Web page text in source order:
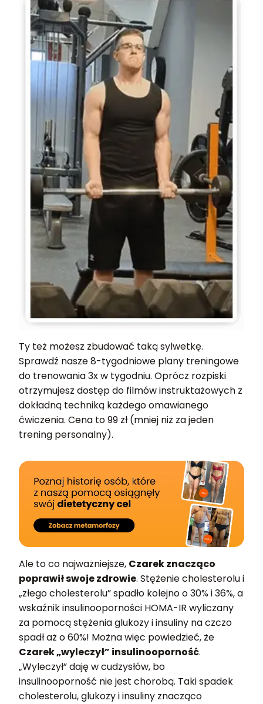
Ty też możesz zbudować taką sylwetkę.
Sprawdź nasze 8-tygodniowe plany treningowe
do trenowania 3x w tygodniu. Oprócz rozpiski
otrzymujesz dostęp do filmów instruktażowych z
dokładną techniką każdego omawianego
ćwiczenia. Cena to 99 zł (mniej niż za jeden
trening personalny).
Ale to co najważniejsze, Czarek znacząco
poprawił swoje zdrowie. Stężenie cholesterolu i
„złego cholesterolu” spadło kolejno o 30% i 36%, a
wskaźnik insulinooporności HOMA-IR wyliczany
za pomocą stężenia glukozy i insuliny na czczo
spadł aż o 60%! Można więc powiedzieć, że
Czarek „wyleczył” insulinooporność.
„Wyleczył” daję w cudzysłów, bo
insulinooporność nie jest chorobą. Taki spadek
cholesterolu, glukozy i insuliny znacząco